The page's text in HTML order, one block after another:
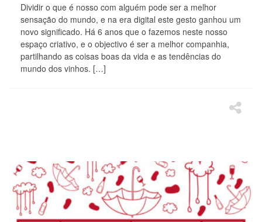
Dividir o que é nosso com alguém pode ser a melhor
sensação do mundo, e na era digital este gesto ganhou um
novo significado. Há 6 anos que o fazemos neste nosso
espaço criativo, e o objectivo é ser a melhor companhia,
partilhando as coisas boas da vida e as tendências do
mundo dos vinhos. […]